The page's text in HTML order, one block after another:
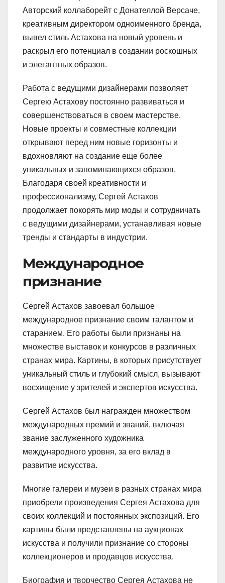
Авторский коллаборейт с Донателлой Версаче,
креативным директором одноименного бренда,
вывел стиль Астахова на новый уровень и
раскрыл его потенциал в создании роскошных
и элегантных образов.
Работа с ведущими дизайнерами позволяет
Сергею Астахову постоянно развиваться и
совершенствоваться в своем мастерстве.
Новые проекты и совместные коллекции
открывают перед ним новые горизонты и
вдохновляют на создание еще более
уникальных и запоминающихся образов.
Благодаря своей креативности и
профессионализму, Сергей Астахов
продолжает покорять мир моды и сотрудничать
с ведущими дизайнерами, устанавливая новые
тренды и стандарты в индустрии.
Международное
признание
Сергей Астахов завоевал большое
международное признание своим талантом и
старанием. Его работы были признаны на
множестве выставок и конкурсов в различных
странах мира. Картины, в которых присутствует
уникальный стиль и глубокий смысл, вызывают
восхищение у зрителей и экспертов искусства.
Сергей Астахов был награжден множеством
международных премий и званий, включая
звание заслуженного художника
международного уровня, за его вклад в
развитие искусства.
Многие галереи и музеи в разных странах мира
приобрели произведения Сергея Астахова для
своих коллекций и постоянных экспозиций. Его
картины были представлены на аукционах
искусства и получили признание со стороны
коллекционеров и продавцов искусства.
Биография и творчество Сергея Астахова не